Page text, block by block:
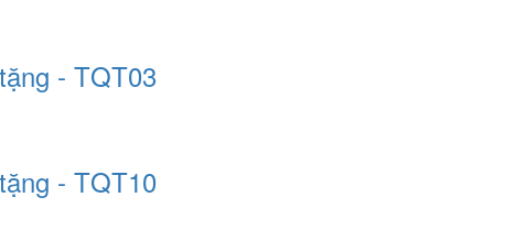
- TQT03
- TQT10